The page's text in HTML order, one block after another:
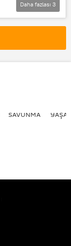
Daha fazlası 3
SAVUNMA